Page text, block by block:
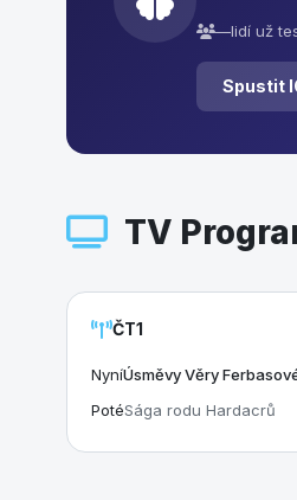
—lidí už
Spustit
TV
ČT1
NyníÚsměvy Věry
PotéSága rodu Hardacrů